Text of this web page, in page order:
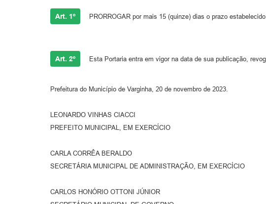
Art. 1º PRORROGAR por mais 15 (quinze) dias o prazo
Art. 2º Esta Portaria entra em vigor na data de sua publicação,
Prefeitura do Município de Varginha, 20 de novembro de 2023.
LEONARDO VINHAS CIACCI
PREFEITO MUNICIPAL, EM EXERCÍCIO
CARLA CORRÊA BERALDO
SECRETÁRIA MUNICIPAL DE ADMINISTRAÇÃO, EM EXERCÍCIO
CARLOS HONÓRIO OTTONI JÚNIOR